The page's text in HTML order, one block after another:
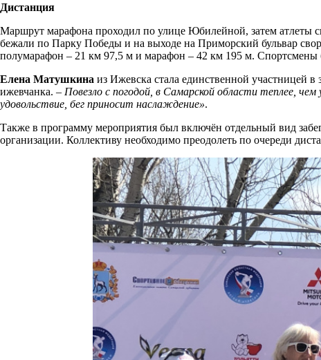
Дистанция
Маршрут марафона проходил по улице Юбилейной, затем атлеты
бежали по Парку Победы и на выходе на Приморский бульвар
полумарафон – 21 км 97,5 м и марафон – 42 км 195 м. Спортсмены
Елена Матушкина из Ижевска стала единственной участницей
ижевчанка. – Повезло с погодой, в Самарской области теплее,
удовольствие, бег приносит наслаждение».
Также в программу мероприятия был включён отдельный вид
организации. Коллективу необходимо преодолеть по очереди